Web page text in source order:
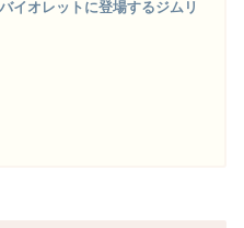
イオレットに登場するジムリ